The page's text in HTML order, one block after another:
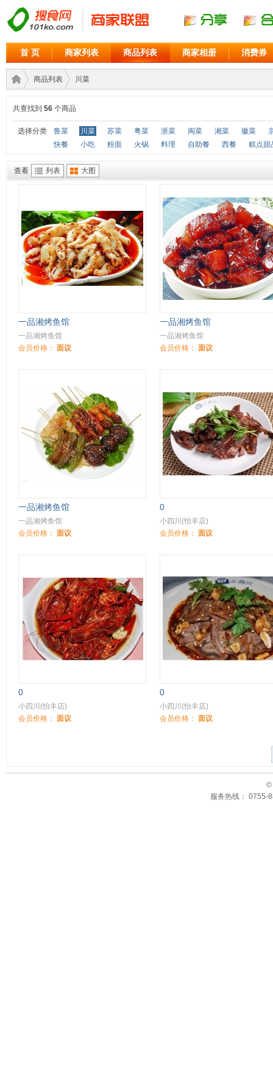
首 页 商家列表 商品列表 商家相册 消费券
商家›
商品列表
›
川菜
共查找到 56 个商品
选择分类 鲁菜 川菜 苏菜 粤菜 浙菜 闽菜 湘菜 徽菜
快餐
小吃 粉面 火锅 料理 自助餐 西餐 糕点甜
查看 列表 大图
一品湘烤鱼馆
一品湘烤鱼馆
会员价格： 面议
一品湘烤鱼馆
一品湘烤鱼馆
会员价格： 面议
一品湘烤鱼馆
一品湘烤鱼馆
会员价格： 面议
0
小四川(怡丰店)
会员价格： 面议
0
小四川(怡丰店)
会员价格： 面议
0
小四川(怡丰店)
会员价格： 面议
©
服务热线： 0755-